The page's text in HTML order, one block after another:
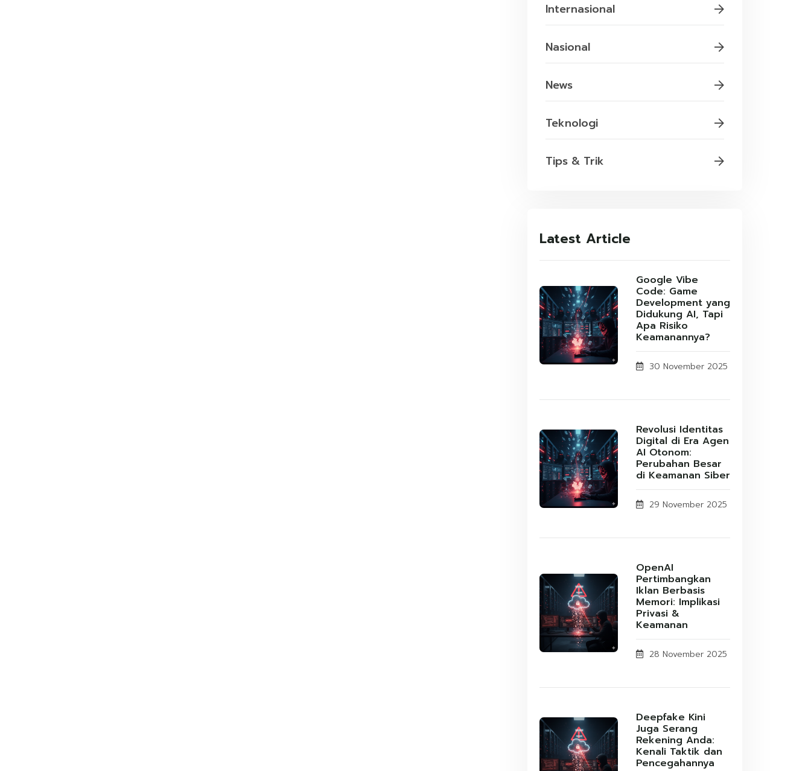
Internasional
Nasional
News
Teknologi
Tips & Trik
Latest Article
Google Vibe
Code: Game
Development yang
Didukung AI, Tapi
Apa Risiko
Keamanannya?
30 November 2025
Revolusi Identitas
Digital di Era Agen
AI Otonom:
Perubahan Besar
di Keamanan Siber
29 November 2025
OpenAI
Pertimbangkan
Iklan Berbasis
Memori: Implikasi
Privasi &
Keamanan
28 November 2025
Deepfake Kini
Juga Serang
Rekening Anda:
Kenali Taktik dan
Pencegahannya